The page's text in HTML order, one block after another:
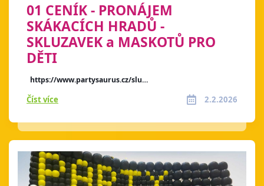
01 CENÍK - PRONÁJEM
SKÁKACÍCH HRADŮ -
SKLUZAVEK a MASKOTŮ PRO
DĚTI
https://www.partysaurus.cz/slu…
Číst více 2.2.2026